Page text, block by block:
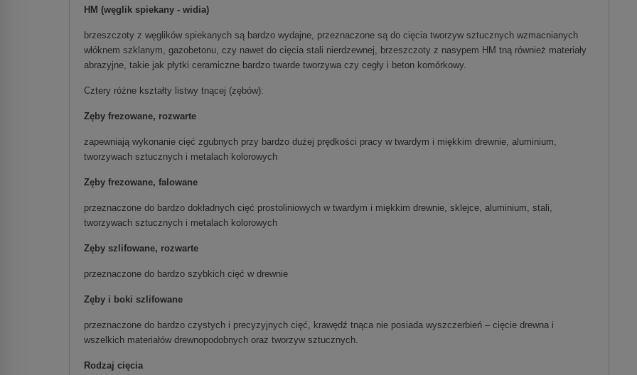
HM (węglik spiekany - widia)
brzeszczoty z węglików spiekanych są bardzo wydajne, przeznaczone są do cięcia tworzyw sztucznych wzmacnianych
włóknem szklanym, gazobetonu, czy nawet do cięcia stali nierdzewnej, brzeszczoty z nasypem HM tną również materiały
abrazyjne, takie jak płytki ceramiczne bardzo twarde tworzywa czy cegły i beton komórkowy.
Cztery różne kształty listwy tnącej (zębów):
Zęby frezowane, rozwarte
zapewniają wykonanie cięć zgubnych przy bardzo dużej prędkości pracy w twardym i miękkim drewnie, aluminium,
tworzywach sztucznych i metalach kolorowych
Zęby frezowane, falowane
przeznaczone do bardzo dokładnych cięć prostoliniowych w twardym i miękkim drewnie, sklejce, aluminium, stali,
tworzywach sztucznych i metalach kolorowych
Zęby szlifowane, rozwarte
przeznaczone do bardzo szybkich cięć w drewnie
Zęby i boki szlifowane
przeznaczone do bardzo czystych i precyzyjnych cięć, krawędź tnąca nie posiada wyszczerbień – cięcie drewna i
wszelkich materiałów drewnopodobnych oraz tworzyw sztucznych.
Rodzaj cięcia